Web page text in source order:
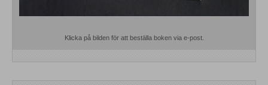
Klicka på bilden för att beställa boken via e-post.